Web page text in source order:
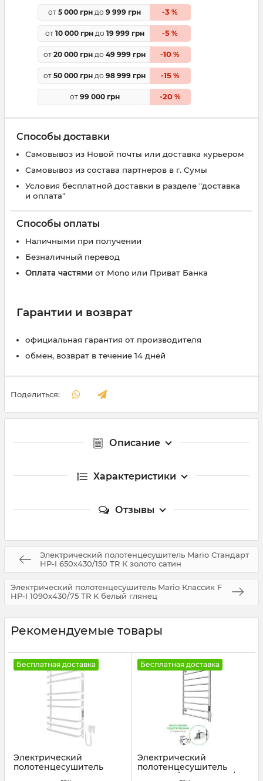
от 5 000 грн до 9 999 грн -3 %
от 10 000 грндо 19 999 грн -5 %
от 20 000 грн до 49 999 грн -10 %
от 50 000 грн до 98 999 грн -15%
от 99 000 грн -20%
Способы доставки
Самовывоз из Новой почты или доставка курьером
Самовывоз из состава партнеров в г. Сумы
Условия бесплатной доставки в разделе "доставка
и оплата"
Способы оплаты
Наличными при получении
Безналичный перевод
Оплата частями от Mono или Приват Банка
Гарантии и возврат
официальная гарантия от производителя
обмен, возврат в течение 14 дней
Поделиться:
Описание
Характеристики
Отзывы
Электрический полотенцесушитель Mario Стандарт
НР-I 650х430/150 TR К золото сатин
Электрический полотенцесушитель Mario Классик F
НР-I 1090х430/75 TR K белый глянец
Рекомендуемые товары
Бесплатная доставка
Электрический
полотенцесушитель
Бесплатная доставка
Электрический
полотенцесушитель
Mario Урбан-I 810x500/85